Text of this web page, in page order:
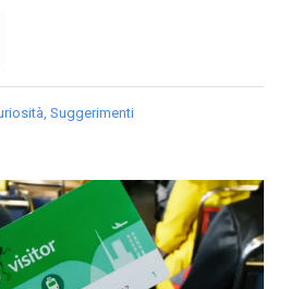
Suggerimenti